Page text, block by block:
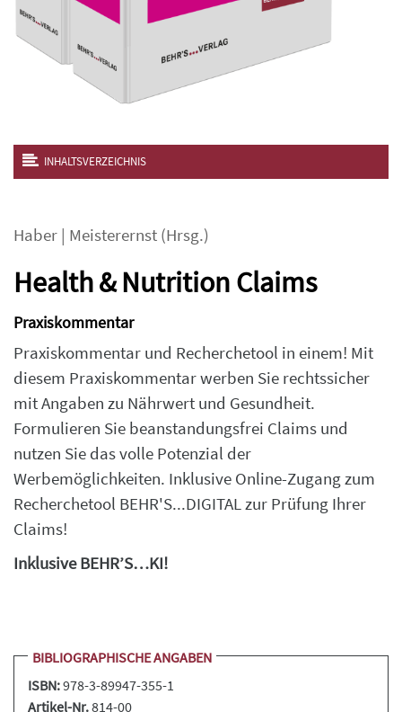
INHALTSVERZEICHNIS
Haber | Meisterernst (Hrsg.)
Health & Nutrition Claims
Praxiskommentar
Praxiskommentar und Recherchetool in einem! Mit
diesem Praxiskommentar werben Sie rechtssicher
mit Angaben zu Nährwert und Gesundheit.
Formulieren Sie beanstandungsfrei Claims und
nutzen Sie das volle Potenzial der
Werbemöglichkeiten. Inklusive Online-Zugang zum
Recherchetool BEHR'S...DIGITAL zur Prüfung Ihrer
Claims!
Inklusive BEHR’S…KI!
BIBLIOGRAPHISCHE ANGABEN
ISBN:978-3-89947-355-1
Artikel-Nr.814-00